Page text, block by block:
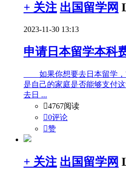
+ 关注 出国留学网
2023-11-30 13:13
申请日本留学本科
如果你想要去日本留学，
是自己的家庭是否能够支付
去日 ...
4767阅读
0评论
赞
+ 关注 出国留学网